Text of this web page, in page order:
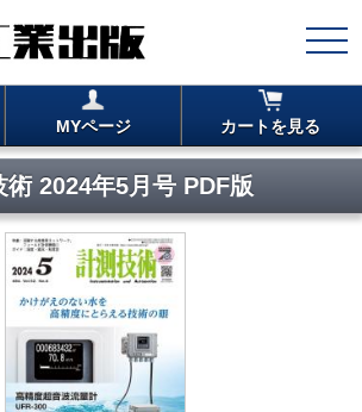
MYページ カートを見る
術 2024年5月号 PDF版